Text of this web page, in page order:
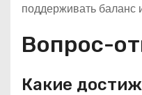
поддерживать баланс
Вопрос-
Какие